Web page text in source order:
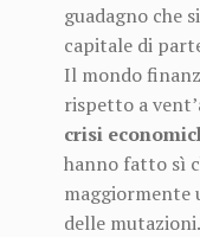
guadagno che
capitale di
Il mondo
rispetto a
crisi
hanno fatto sì
maggiormente
delle mutazioni.